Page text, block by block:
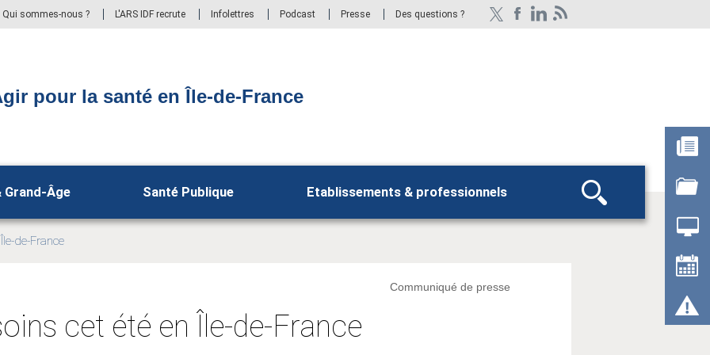
Qui sommes-nous ? L'ARS IDF recrute Infolettres Podcast Presse Des questions ?
pour la santé en Île-de-France
Grand-Âge Santé Publique Etablissements & professionnels
Rechercher
de-France
cet été en Île-de-France
Communiqué de presse